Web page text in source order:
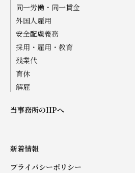
同一労働・同一賃金
外国人雇用
安全配慮義務
採用・雇用・教育
残業代
育休
解雇
当事務所のHPへ
新着情報
プライバシーポリシー